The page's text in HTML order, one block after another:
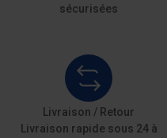
sécurisées
Livraison / Retour
Livraison rapide sous 24 à